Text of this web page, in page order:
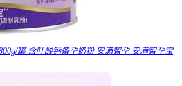
罐 含叶酸钙备孕奶粉 安满智孕 安满智孕宝